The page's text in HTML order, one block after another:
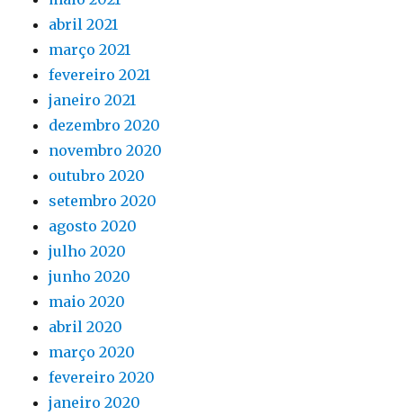
abril 2021
março 2021
fevereiro 2021
janeiro 2021
dezembro 2020
novembro 2020
outubro 2020
setembro 2020
agosto 2020
julho 2020
junho 2020
maio 2020
abril 2020
março 2020
fevereiro 2020
janeiro 2020